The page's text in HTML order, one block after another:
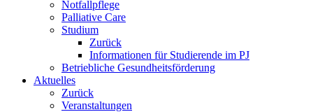
Notfallpflege
Palliative Care
Studium
Zurück
Informationen für Studierende im PJ
Betriebliche Gesundheitsförderung
Aktuelles
Zurück
Veranstaltungen